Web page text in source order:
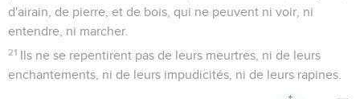
d'airain, de pierre, et de bois, qui ne peuvent ni voir, ni
entendre, ni marcher.
21 Ils ne se repentirent pas de leurs meurtres, ni de leurs
enchantements, ni de leurs impudicités, ni de leurs rapines.